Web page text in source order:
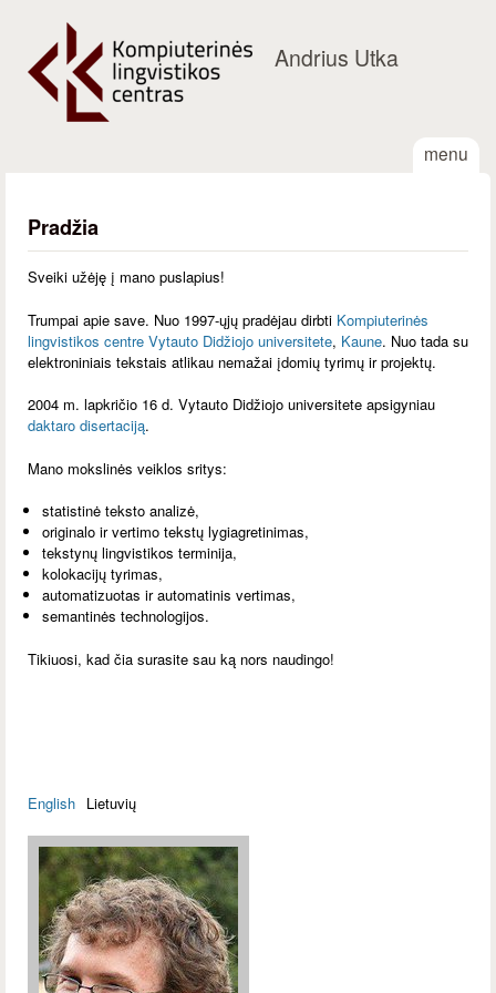
Andrius Utka
menu
Pradžia
Sveiki užėję į mano puslapius!
Trumpai apie save. Nuo 1997-ųjų pradėjau dirbti Kompiuterinės
lingvistikos centre Vytauto Didžiojo universitete, Kaune. Nuo tada su
elektroniniais tekstais atlikau nemažai įdomių tyrimų ir projektų.
2004 m. lapkričio 16 d. Vytauto Didžiojo universitete apsigyniau
daktaro disertaciją.
Mano mokslinės veiklos sritys:
statistinė teksto analizė,
originalo ir vertimo tekstų lygiagretinimas,
tekstynų lingvistikos terminija,
kolokacijų tyrimas,
automatizuotas ir automatinis vertimas,
semantinės technologijos.
Tikiuosi, kad čia surasite sau ką nors naudingo!
English Lietuvių